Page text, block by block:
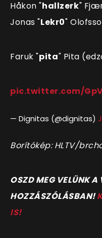
Håkon "⁠hallzerk⁠"
Jonas "⁠Lekr0⁠"
Faruk "⁠pita⁠" Pita
pic.twitter.com/
— Dignitas (@dignitas)
Borítókép: HLTV/
OSZD MEG VELÜNK A
HOZZÁSZÓLÁSBAN!
IS!